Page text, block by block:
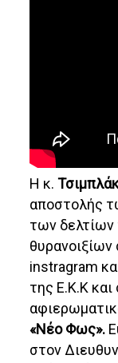
Η κ.
αποστολής
των δελτίων
instragram
της Ε.Κ.Κ και
«Νέο Φως».
στον